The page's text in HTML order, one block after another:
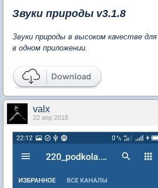
Звуки природы v3.1.8
Звуки природы в высоком качестве
в одном приложении.
valx
22 апр 2018